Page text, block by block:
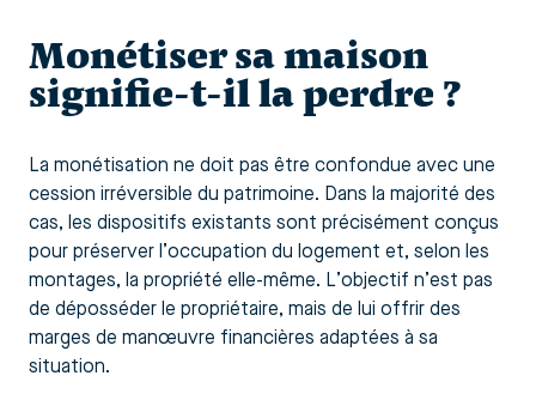
Monétiser sa maison
signifie-t-il la perdre ?
La monétisation ne doit pas être confondue avec une
cession irréversible du patrimoine. Dans la majorité des
cas, les dispositifs existants sont précisément conçus
pour préserver l’occupation du logement et, selon les
montages, la propriété elle-même. L’objectif n’est pas
de déposséder le propriétaire, mais de lui offrir des
marges de manœuvre financières adaptées à sa
situation.